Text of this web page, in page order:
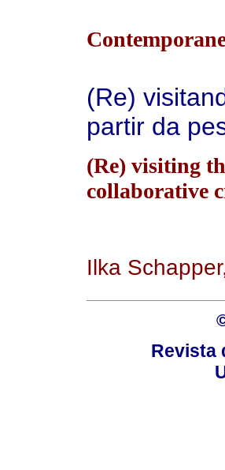
(Re)
partir da
(Re) visiting
collaborative
Ilka
Revista